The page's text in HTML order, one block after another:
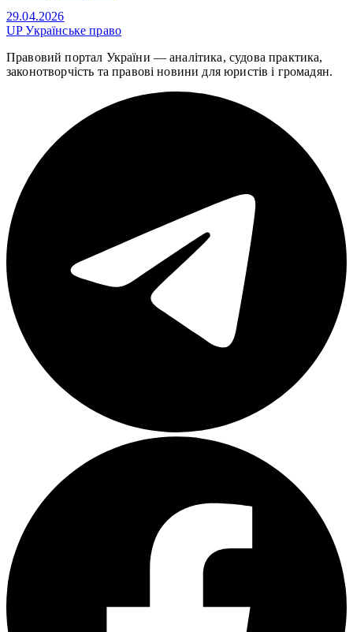
29.04.2026
UPУкраїнське право
Правовий портал України — аналітика, судова практика,
законотворчість та правові новини для юристів і громадян.